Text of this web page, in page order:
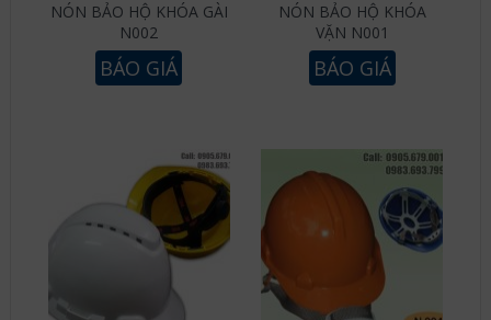
NÓN BẢO HỘ KHÓA GÀI
N002
BÁO GIÁ
NÓN BẢO HỘ KHÓA
VẶN N001
BÁO GIÁ